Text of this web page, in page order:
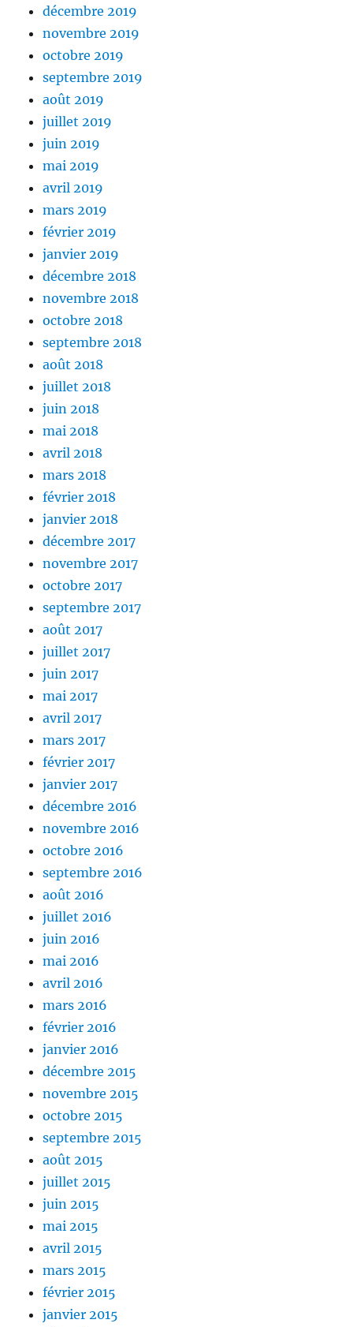
décembre 2019
novembre 2019
octobre 2019
septembre 2019
août 2019
juillet 2019
juin 2019
mai 2019
avril 2019
mars 2019
février 2019
janvier 2019
décembre 2018
novembre 2018
octobre 2018
septembre 2018
août 2018
juillet 2018
juin 2018
mai 2018
avril 2018
mars 2018
février 2018
janvier 2018
décembre 2017
novembre 2017
octobre 2017
septembre 2017
août 2017
juillet 2017
juin 2017
mai 2017
avril 2017
mars 2017
février 2017
janvier 2017
décembre 2016
novembre 2016
octobre 2016
septembre 2016
août 2016
juillet 2016
juin 2016
mai 2016
avril 2016
mars 2016
février 2016
janvier 2016
décembre 2015
novembre 2015
octobre 2015
septembre 2015
août 2015
juillet 2015
juin 2015
mai 2015
avril 2015
mars 2015
février 2015
janvier 2015